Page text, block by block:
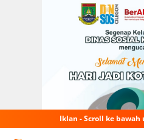
Iklan - Scroll ke